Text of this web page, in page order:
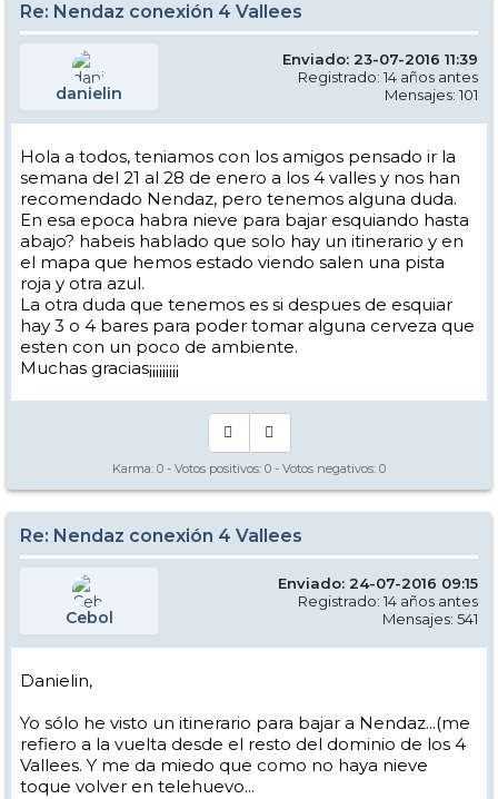
Re: Nendaz conexión 4 Vallees
danielin
Enviado: 23-07-2016 11:39
Registrado: 14 años antes
Mensajes: 101
Hola a todos, teniamos con los amigos pensado ir la
semana del 21 al 28 de enero a los 4 valles y nos han
recomendado Nendaz, pero tenemos alguna duda.
En esa epoca habra nieve para bajar esquiando hasta
abajo? habeis hablado que solo hay un itinerario y en
el mapa que hemos estado viendo salen una pista
roja y otra azul.
La otra duda que tenemos es si despues de esquiar
hay 3 o 4 bares para poder tomar alguna cerveza que
esten con un poco de ambiente.
Muchas gracias¡¡¡¡¡¡¡¡¡
Karma: 0 - Votos positivos: 0 - Votos negativos: 0
Re: Nendaz conexión 4 Vallees
Cebol
Enviado: 24-07-2016 09:15
Registrado: 14 años antes
Mensajes: 541
Danielin,
Yo sólo he visto un itinerario para bajar a Nendaz...(me
refiero a la vuelta desde el resto del dominio de los 4
Vallees. Y me da miedo que como no haya nieve
toque volver en telehuevo...